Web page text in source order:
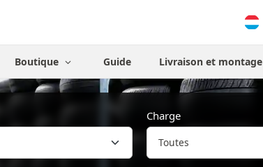
Boutique Guide Livraison et montage
Charge